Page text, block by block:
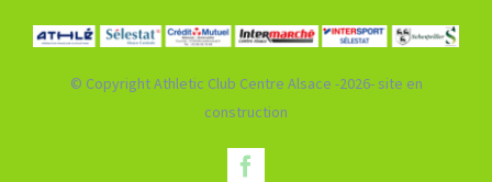
© Copyright Athletic Club Centre Alsace -2026- site en
construction